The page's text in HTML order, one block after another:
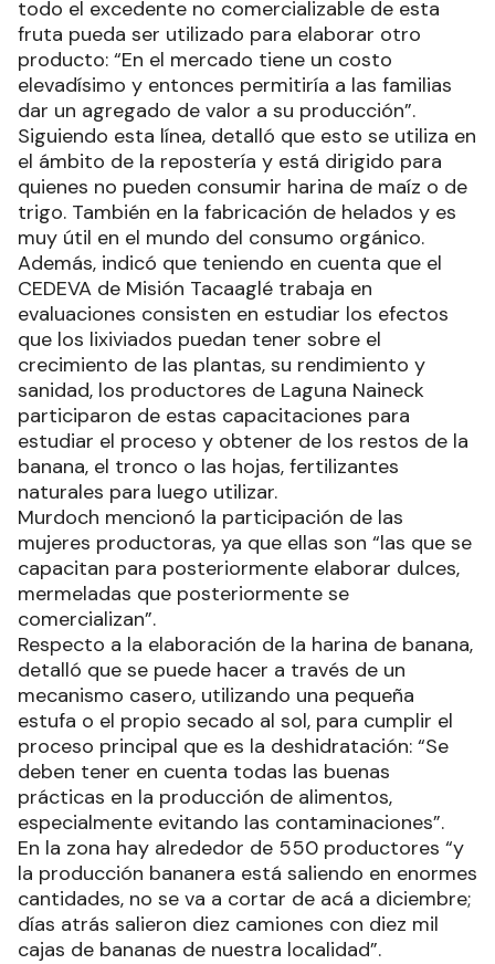
todo el excedente no comercializable de esta
fruta pueda ser utilizado para elaborar otro
producto: “En el mercado tiene un costo
elevadísimo y entonces permitiría a las familias
dar un agregado de valor a su producción”.
Siguiendo esta línea, detalló que esto se utiliza en
el ámbito de la repostería y está dirigido para
quienes no pueden consumir harina de maíz o de
trigo. También en la fabricación de helados y es
muy útil en el mundo del consumo orgánico.
Además, indicó que teniendo en cuenta que el
CEDEVA de Misión Tacaaglé trabaja en
evaluaciones consisten en estudiar los efectos
que los lixiviados puedan tener sobre el
crecimiento de las plantas, su rendimiento y
sanidad, los productores de Laguna Naineck
participaron de estas capacitaciones para
estudiar el proceso y obtener de los restos de la
banana, el tronco o las hojas, fertilizantes
naturales para luego utilizar.
Murdoch mencionó la participación de las
mujeres productoras, ya que ellas son “las que se
capacitan para posteriormente elaborar dulces,
mermeladas que posteriormente se
comercializan”.
Respecto a la elaboración de la harina de banana,
detalló que se puede hacer a través de un
mecanismo casero, utilizando una pequeña
estufa o el propio secado al sol, para cumplir el
proceso principal que es la deshidratación: “Se
deben tener en cuenta todas las buenas
prácticas en la producción de alimentos,
especialmente evitando las contaminaciones”.
En la zona hay alrededor de 550 productores “y
la producción bananera está saliendo en enormes
cantidades, no se va a cortar de acá a diciembre;
días atrás salieron diez camiones con diez mil
cajas de bananas de nuestra localidad”.